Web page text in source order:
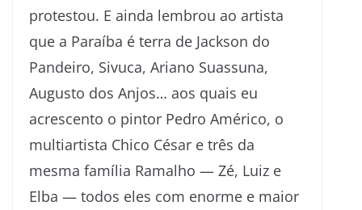
protestou. E ainda lembrou ao artista
que a Paraíba é terra de Jackson do
Pandeiro, Sivuca, Ariano Suassuna,
Augusto dos Anjos… aos quais eu
acrescento o pintor Pedro Américo, o
multiartista Chico César e três da
mesma família Ramalho — Zé, Luiz e
Elba — todos eles com enorme e maior